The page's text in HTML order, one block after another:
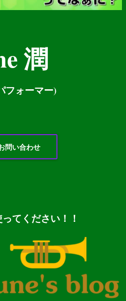
潤
フォーマー)
問い合わせ
てください！！